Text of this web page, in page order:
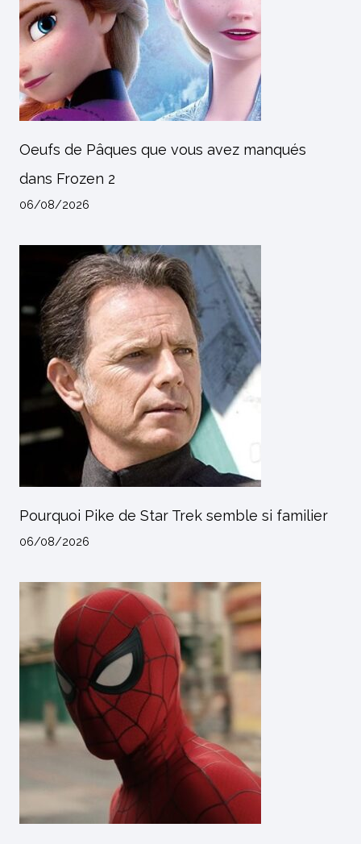
Oeufs de Pâques que vous avez manqués
dans Frozen 2
06/08/2026
Pourquoi Pike de Star Trek semble si familier
06/08/2026